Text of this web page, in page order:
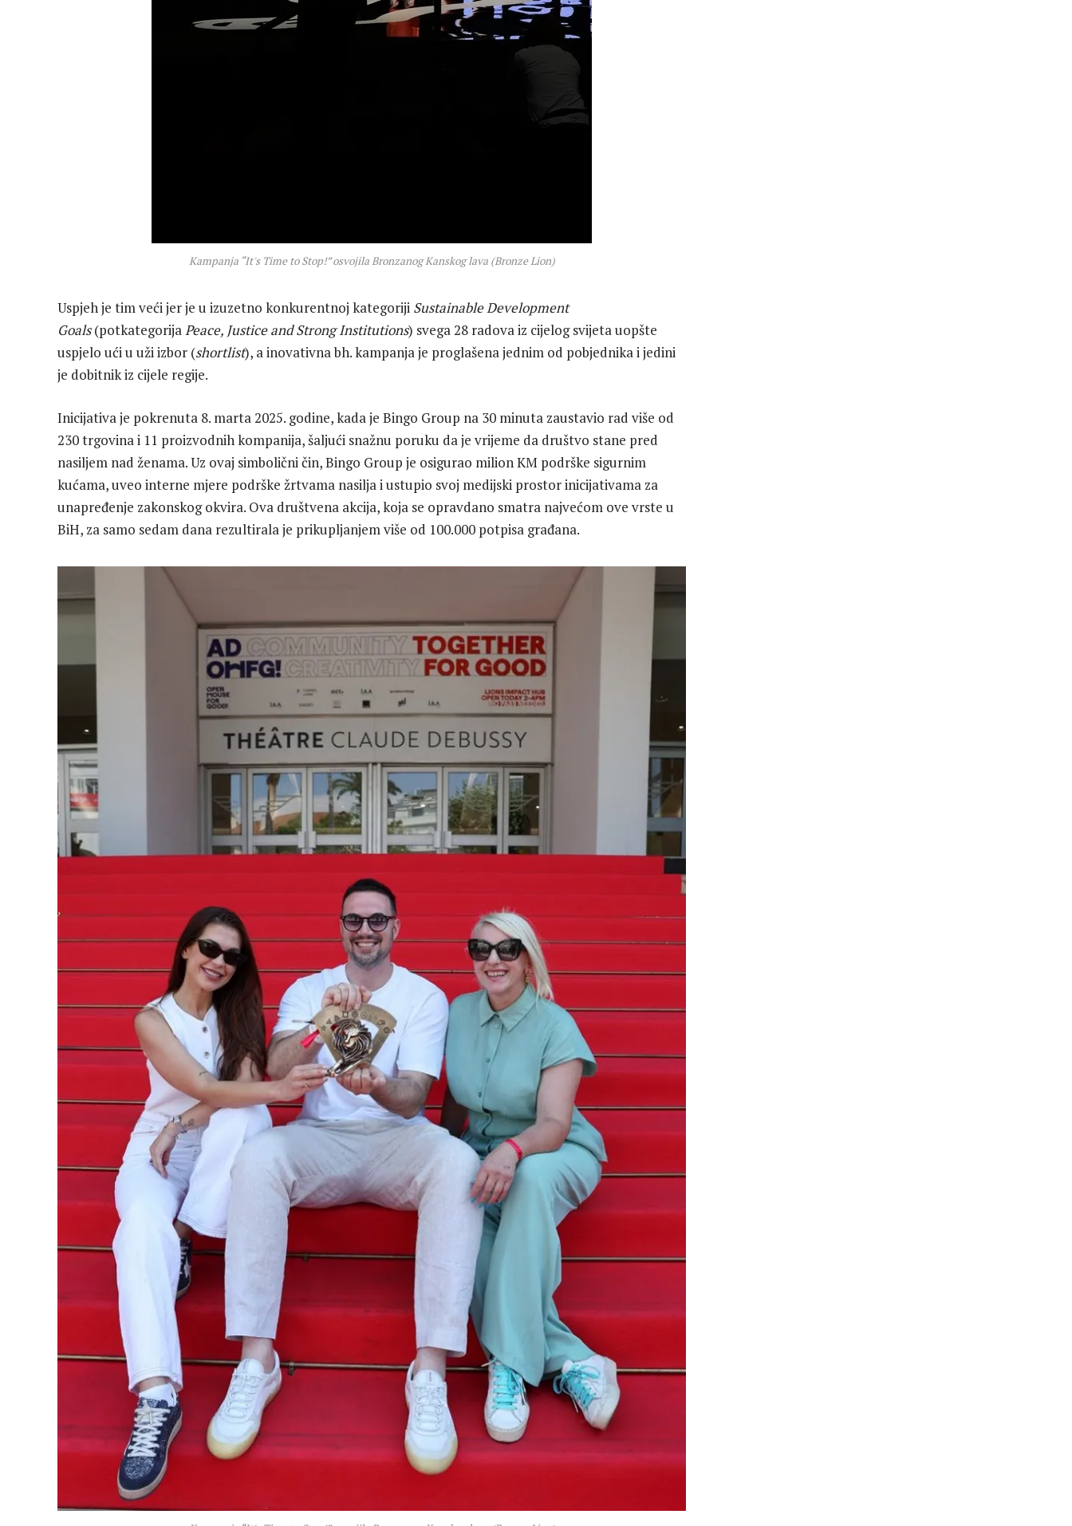
Kampanja “It's Time to Stop!” osvojila Bronzanog Kanskog lava (Bronze Lion)
Uspjeh je tim veći jer je u izuzetno konkurentnoj kategoriji Sustainable Development
Goals(potkategorijaPeace, Justice and Strong Institutions) svega 28 radova iz cijelog svijeta uopšte
uspjelo ući u uži izbor (shortlist), a inovativna bh. kampanja je proglašena jednim od pobjednika i jedini
je dobitnik iz cijele regije.
Inicijativa je pokrenuta 8. marta 2025. godine, kada je Bingo Group na 30 minuta zaustavio rad više od
230 trgovina i 11 proizvodnih kompanija, šaljući snažnu poruku da je vrijeme da društvo stane pred
nasiljem nad ženama. Uz ovaj simbolični čin, Bingo Group je osigurao milion KM podrške sigurnim
kućama, uveo interne mjere podrške žrtvama nasilja i ustupio svoj medijski prostor inicijativama za
unapređenje zakonskog okvira. Ova društvena akcija, koja se opravdano smatra najvećom ove vrste u
BiH, za samo sedam dana rezultirala je prikupljanjem više od 100.000 potpisa građana.